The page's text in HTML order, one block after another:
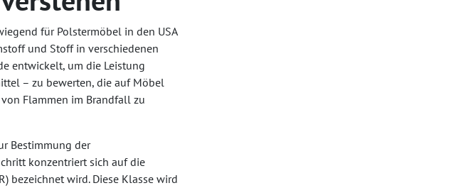
für Polstermöbel in den USA
und Stoff in verschiedenen
entwickelt, um die Leistung
– zu bewerten, die auf Möbel
Flammen im Brandfall zu
Bestimmung der
konzentriert sich auf die
bezeichnet wird. Diese Klasse wird